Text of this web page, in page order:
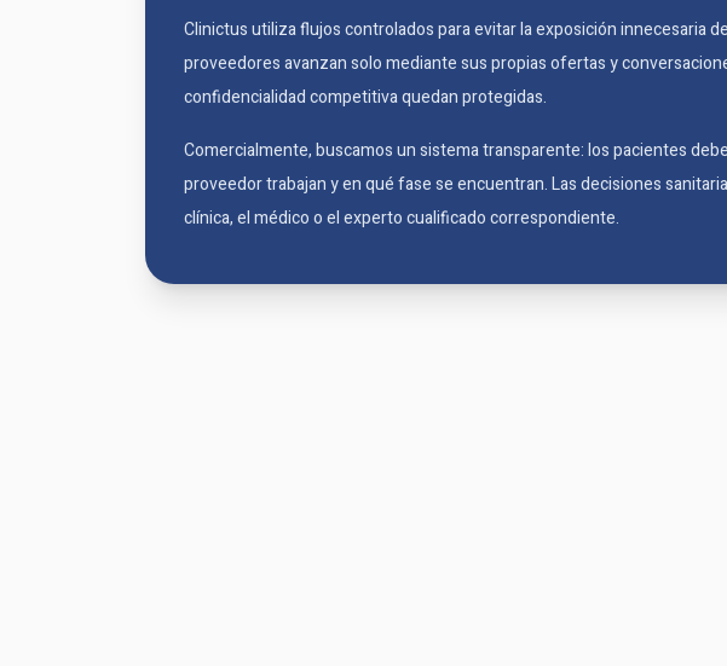
Clinictus utiliza flujos controlados para evitar la exposición innecesaria
proveedores avanzan solo mediante sus propias ofertas y
confidencialidad competitiva quedan protegidas.
Comercialmente, buscamos un sistema transparente: los pacientes
proveedor trabajan y en qué fase se encuentran. Las decisiones
clínica, el médico o el experto cualificado correspondiente.